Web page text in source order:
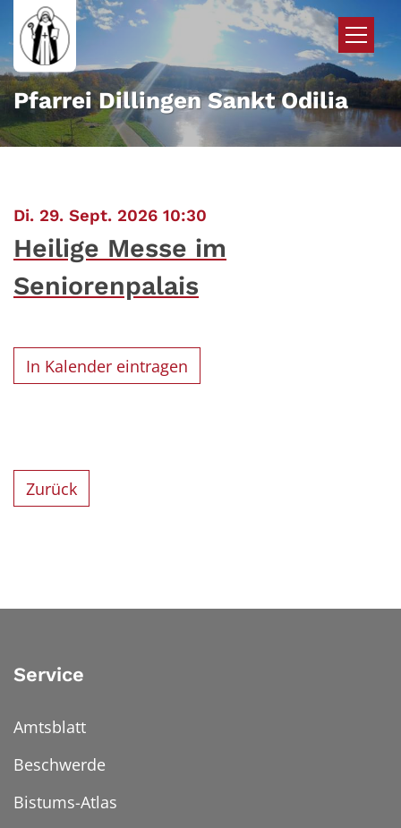
Zum Inhalt springen
Pfarrei Dillingen Sankt Odilia
Di. 29. Sept. 2026 10:30
Heilige Messe im
Seniorenpalais
In Kalender eintragen
Zurück
Service
Amtsblatt
Beschwerde
Bistums-Atlas